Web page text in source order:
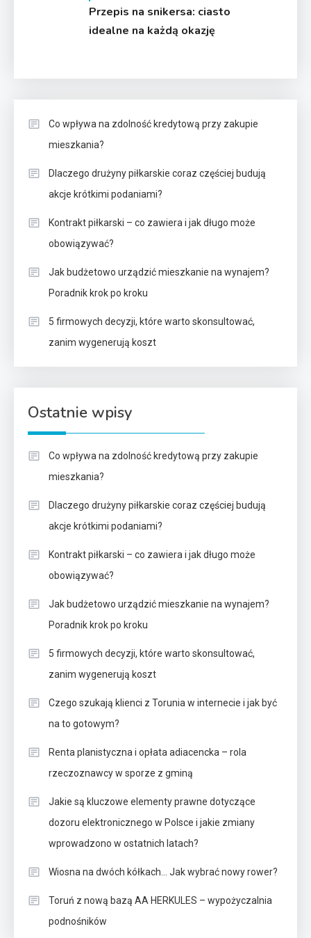
Przepis na snikersa: ciasto
idealne na każdą okazję
Co wpływa na zdolność kredytową przy zakupie
mieszkania?
Dlaczego drużyny piłkarskie coraz częściej budują
akcje krótkimi podaniami?
Kontrakt piłkarski – co zawiera i jak długo może
obowiązywać?
Jak budżetowo urządzić mieszkanie na wynajem?
Poradnik krok po kroku
5 firmowych decyzji, które warto skonsultować,
zanim wygenerują koszt
Ostatnie wpisy
Co wpływa na zdolność kredytową przy zakupie
mieszkania?
Dlaczego drużyny piłkarskie coraz częściej budują
akcje krótkimi podaniami?
Kontrakt piłkarski – co zawiera i jak długo może
obowiązywać?
Jak budżetowo urządzić mieszkanie na wynajem?
Poradnik krok po kroku
5 firmowych decyzji, które warto skonsultować,
zanim wygenerują koszt
Czego szukają klienci z Torunia w internecie i jak być
na to gotowym?
Renta planistyczna i opłata adiacencka – rola
rzeczoznawcy w sporze z gminą
Jakie są kluczowe elementy prawne dotyczące
dozoru elektronicznego w Polsce i jakie zmiany
wprowadzono w ostatnich latach?
Wiosna na dwóch kółkach… Jak wybrać nowy rower?
Toruń z nową bazą AA HERKULES – wypożyczalnia
podnośników